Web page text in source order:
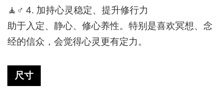
🧘‍ ♂️ 4. 加持心灵稳定、提升修行力
助于入定、静心、修心养性。特别是喜欢冥想、念
经的信众，会觉得心灵更有定力。
尺寸